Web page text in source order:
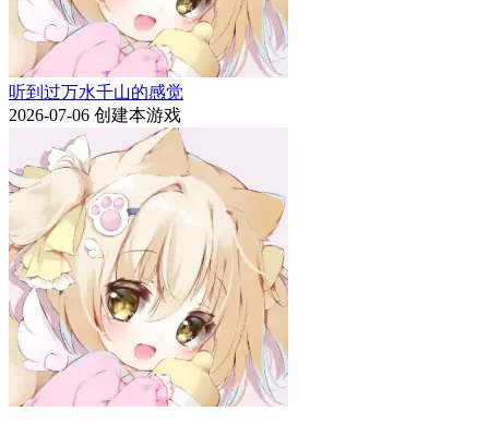
听到过万水千山的感觉
2026-07-06 创建本游戏